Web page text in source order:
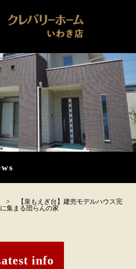
>
【泉もえぎ台】建売モデルハウス完
集まる団らんの家
info